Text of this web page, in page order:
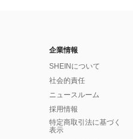
企業情報
SHEINについて
社会的責任
ニュースルーム
採用情報
特定商取引法に基づく
表示